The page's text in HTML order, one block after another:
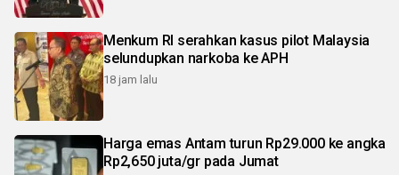
Menkum RI serahkan kasus pilot Malaysia
selundupkan narkoba ke APH
18 jam lalu
Harga emas Antam turun Rp29.000 ke angka
Rp2,650 juta/gr pada Jumat